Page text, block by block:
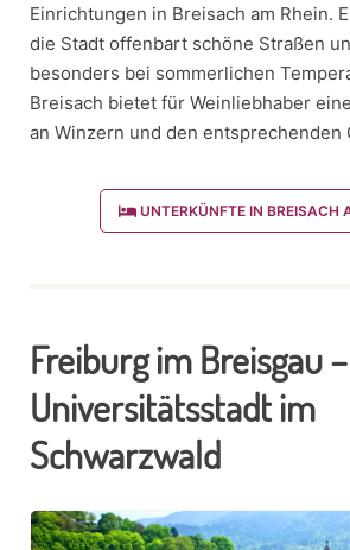
Einrichtungen in Breisach am Rhein.
die Stadt offenbart schöne Straßen
besonders bei sommerlichen
Breisach bietet für Weinliebhaber
an Winzern und den entsprechenden
UNTERKÜNFTE IN BREISACH
Freiburg im Breisgau –
Universitätsstadt im
Schwarzwald